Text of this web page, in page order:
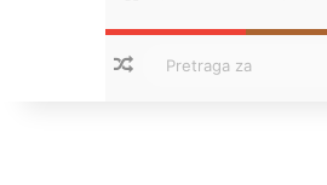
Nasumični tekstovi